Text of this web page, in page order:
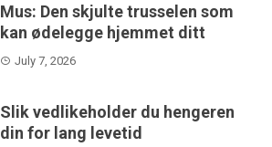
Mus: Den skjulte trusselen som
kan ødelegge hjemmet ditt
July 7, 2026
Slik vedlikeholder du hengeren
din for lang levetid